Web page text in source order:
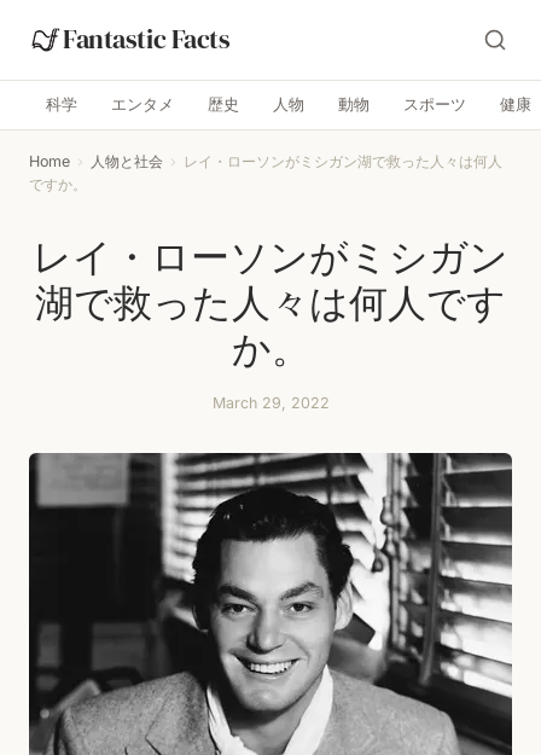
Fantastic Facts
科学 エンタメ 歴史 人物 動物 スポーツ 健康
Home › 人物と社会 › レイ・ローソンがミシガン湖で救った人々は何人
ですか。
レイ・ローソンがミシガン
湖で救った人々は何人です
か。
March 29, 2022